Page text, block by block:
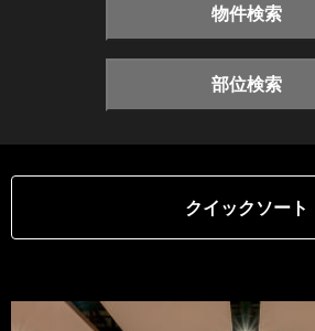
物件検索
部位検索
クイックソート